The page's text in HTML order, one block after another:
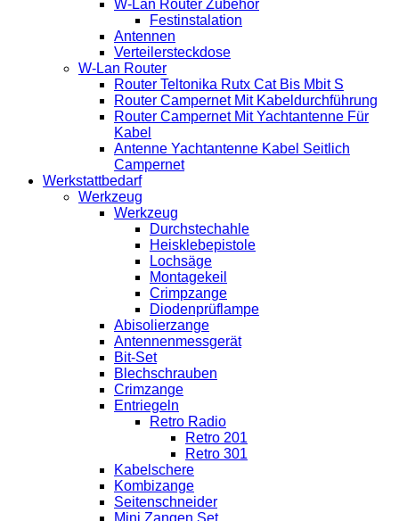
W-Lan Router Zubehör
Festinstalation
Antennen
Verteilersteckdose
W-Lan Router
Router Teltonika Rutx Cat Bis Mbit S
Router Campernet Mit Kabeldurchführung
Router Campernet Mit Yachtantenne Für
Kabel
Antenne Yachtantenne Kabel Seitlich
Campernet
Werkstattbedarf
Werkzeug
Werkzeug
Durchstechahle
Heisklebepistole
Lochsäge
Montagekeil
Crimpzange
Diodenprüflampe
Abisolierzange
Antennenmessgerät
Bit-Set
Blechschrauben
Crimzange
Entriegeln
Retro Radio
Retro 201
Retro 301
Kabelschere
Kombizange
Seitenschneider
Mini Zangen Set